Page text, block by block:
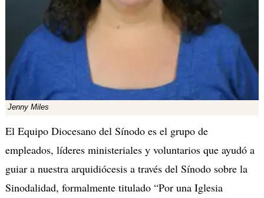
Jenny Miles
El Equipo Diocesano del Sínodo es el grupo de
empleados, líderes ministeriales y voluntarios que ayudó a
guiar a nuestra arquidiócesis a través del Sínodo sobre la
Sinodalidad, formalmente titulado “Por una Iglesia